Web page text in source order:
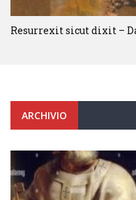
Resurrexit sicut dixit –
ARCHIVIO